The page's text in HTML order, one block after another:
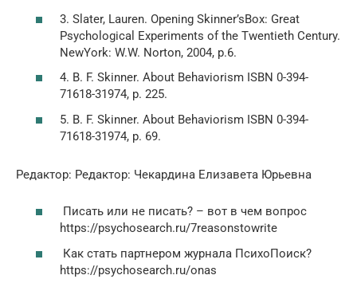
3. Slater, Lauren. Opening Skinner’sBox: Great
Psychological Experiments of the Twentieth Century.
NewYork: W.W. Norton, 2004, p.6.
4. B. F. Skinner. About Behaviorism ISBN 0-394-
71618-31974, р. 225.
5. B. F. Skinner. About Behaviorism ISBN 0-394-
71618-31974, p. 69.
Редактор: Редактор: Чекардина Елизавета Юрьевна
Писать или не писать? – вот в чем вопрос
https://psychosearch.ru/7reasonstowrite
Как стать партнером журнала ПсихоПоиск?
https://psychosearch.ru/onas